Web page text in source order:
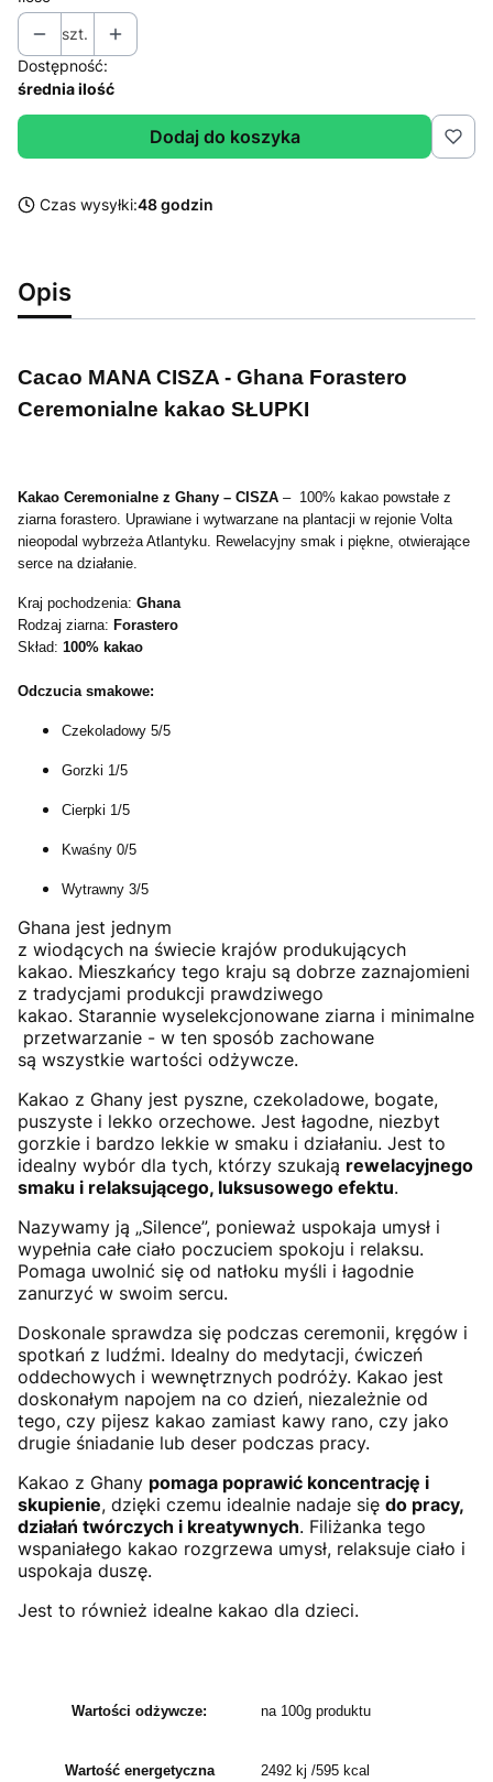
szt.
Dostępność:
średnia ilość
Dodaj do koszyka
Czas wysyłki:48 godzin
Opis
Cacao MANA CISZA - Ghana Forastero
Ceremonialne kakao SŁUPKI
Kakao Ceremonialne z Ghany – CISZA – 100% kakao powstałe z
ziarna forastero. Uprawiane i wytwarzane na plantacji w rejonie Volta
nieopodal wybrzeża Atlantyku. Rewelacyjny smak i piękne, otwierające
serce na działanie.
Kraj pochodzenia: Ghana
Rodzaj ziarna: Forastero
Skład: 100% kakao
Odczucia smakowe:
Czekoladowy 5/5
Gorzki 1/5
Cierpki 1/5
Kwaśny 0/5
Wytrawny 3/5
Ghana jest jednym
z wiodących na świecie krajów produkujących
kakao. Mieszkańcy tego kraju są dobrze zaznajomieni
z tradycjami produkcji prawdziwego
kakao. Starannie wyselekcjonowane ziarna i minimalne
przetwarzanie - w ten sposób zachowane
są wszystkie wartości odżywcze.
Kakao z Ghany jest pyszne, czekoladowe, bogate,
puszyste i lekko orzechowe. Jest łagodne, niezbyt
gorzkie i bardzo lekkie w smaku i działaniu. Jest to
idealny wybór dla tych, którzy szukają rewelacyjnego
smaku i relaksującego, luksusowego efektu.
Nazywamy ją „Silence”, ponieważ uspokaja umysł i
wypełnia całe ciało poczuciem spokoju i relaksu.
Pomaga uwolnić się od natłoku myśli i łagodnie
zanurzyć w swoim sercu.
Doskonale sprawdza się podczas ceremonii, kręgów i
spotkań z ludźmi. Idealny do medytacji, ćwiczeń
oddechowych i wewnętrznych podróży. Kakao jest
doskonałym napojem na co dzień, niezależnie od
tego, czy pijesz kakao zamiast kawy rano, czy jako
drugie śniadanie lub deser podczas pracy.
Kakao z Ghany pomaga poprawić koncentrację i
skupienie, dzięki czemu idealnie nadaje się do pracy,
działań twórczych i kreatywnych. Filiżanka tego
wspaniałego kakao rozgrzewa umysł, relaksuje ciało i
uspokaja duszę.
Jest to również idealne kakao dla dzieci.
Wartości odżywcze: na 100g produktu
Wartość energetyczna 2492 kj /595 kcal